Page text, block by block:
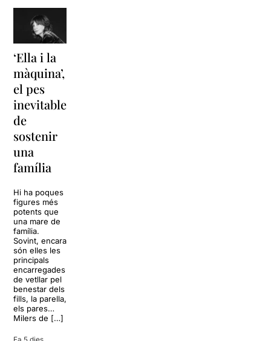
‘Ella i la
màquina’,
el pes
inevitable
de
sostenir
una
família
Hi ha poques
figures més
potents que
una mare de
família.
Sovint, encara
són elles les
principals
encarregades
de vetllar pel
benestar dels
fills, la parella,
els pares…
Milers de […]